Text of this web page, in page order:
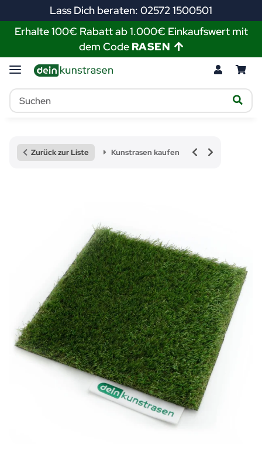
Lass Dich beraten: 02572 1500501
Erhalte 100€ Rabatt ab 1.000€ Einkaufswert mit
dem Code RASEN
Zurück zur Liste Kunstrasen kaufen